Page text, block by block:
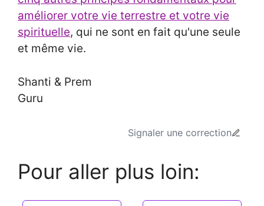
améliorer votre vie terrestre et votre vie
spirituelle, qui ne sont en fait qu'une seule
et même vie.
Shanti & Prem
Guru
Signaler une correction
Pour aller plus loin: